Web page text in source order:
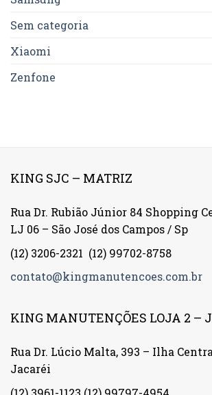
Sem categoria
Xiaomi
Zenfone
KING SJC – MATRIZ
Rua Dr. Rubião Júnior 84 Shopping
LJ 06 – São José dos Campos / Sp
(12) 3206-2321 (12) 99702-8758
contato@kingmanutencoes.com.br
KING MANUTENÇÕES LOJA 2 –
Rua Dr. Lúcio Malta, 393 – Ilha
Jacaréi